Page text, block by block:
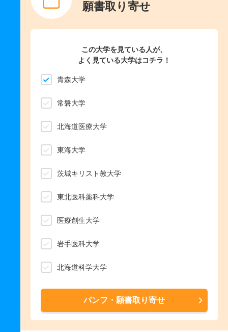
願書取り寄せ
この大学を見ている人が、
よく見ている大学はコチラ！
青森大学
常磐大学
北海道医療大学
東海大学
茨城キリスト教大学
東北医科薬科大学
医療創生大学
岩手医科大学
北海道科学大学
パンフ・願書取り寄せ